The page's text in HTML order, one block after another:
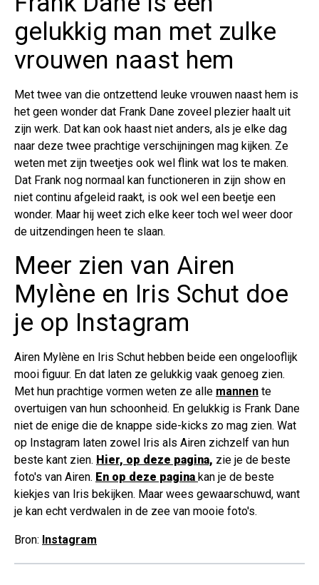
gelukkig man met zulke
vrouwen naast hem
Met twee van die ontzettend leuke vrouwen naast hem is
het geen wonder dat Frank Dane zoveel plezier haalt uit
zijn werk. Dat kan ook haast niet anders, als je elke dag
naar deze twee prachtige verschijningen mag kijken. Ze
weten met zijn tweetjes ook wel flink wat los te maken.
Dat Frank nog normaal kan functioneren in zijn show en
niet continu afgeleid raakt, is ook wel een beetje een
wonder. Maar hij weet zich elke keer toch wel weer door
de uitzendingen heen te slaan.
Meer zien van Airen
Mylène en Iris Schut doe
je op Instagram
Airen Mylène en Iris Schut hebben beide een ongelooflijk
mooi figuur. En dat laten ze gelukkig vaak genoeg zien.
Met hun prachtige vormen weten ze alle mannen te
overtuigen van hun schoonheid. En gelukkig is Frank Dane
niet de enige die de knappe side-kicks zo mag zien. Wat
op Instagram laten zowel Iris als Airen zichzelf van hun
beste kant zien. Hier, op deze pagina, zie je de beste
foto's van Airen. En op deze pagina kan je de beste
kiekjes van Iris bekijken. Maar wees gewaarschuwd, want
je kan echt verdwalen in de zee van mooie foto's.
Bron: Instagram